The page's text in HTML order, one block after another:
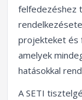
felfedezéshez
projekteket és
amelyek
hatásokkal
A SETI